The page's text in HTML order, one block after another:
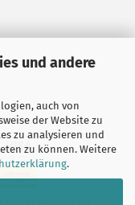
und andere
auch von
der Website zu
zu analysieren und
zu können. Weitere
.